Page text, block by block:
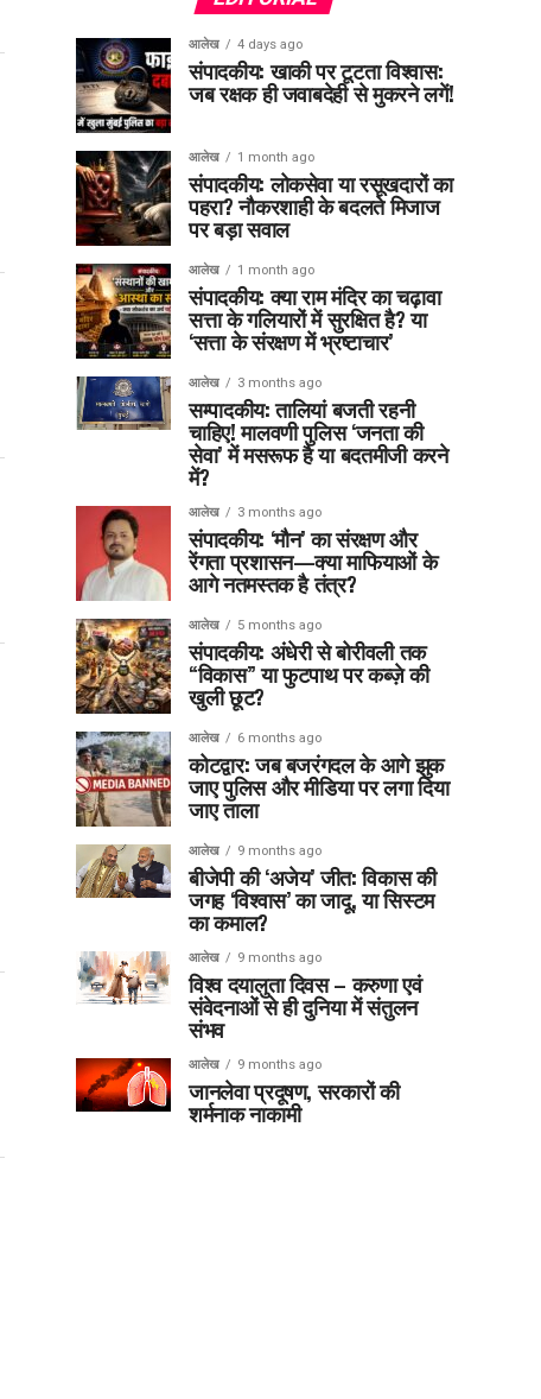
आलेख 4 days ago
संपादकीय: खाकी पर टूटता विश्वास:
जब रक्षक ही जवाबदेही से मुकरने लगें!
आलेख 1 month ago
संपादकीय: लोकसेवा या रसूखदारों का
पहरा? नौकरशाही के बदलते मिजाज
पर बड़ा सवाल
आलेख 1 month ago
संपादकीय: क्या राम मंदिर का चढ़ावा
सत्ता के गलियारों में सुरक्षित है? या
‘सत्ता के संरक्षण में भ्रष्टाचार’
आलेख 3 months ago
सम्पादकीय: तालियां बजती रहनी
चाहिए! मालवणी पुलिस ‘जनता की
सेवा’ में मसरूफ है या बदतमीजी करने
में?
आलेख 3 months ago
संपादकीय: ‘मौन’ का संरक्षण और
रेंगता प्रशासन—क्या माफियाओं के
आगे नतमस्तक है तंत्र?
आलेख 5 months ago
संपादकीय: अंधेरी से बोरीवली तक
“विकास” या फुटपाथ पर कब्ज़े की
खुली छूट?
आलेख 6 months ago
कोटद्वार: जब बजरंगदल के आगे झुक
जाए पुलिस और मीडिया पर लगा दिया
जाए ताला
आलेख 9 months ago
बीजेपी की ‘अजेय’ जीत: विकास की
जगह ‘विश्वास’ का जादू, या सिस्टम
का कमाल?
आलेख 9 months ago
विश्व दयालुता दिवस – करुणा एवं
संवेदनाओं से ही दुनिया में संतुलन
संभव
आलेख 9 months ago
जानलेवा प्रदूषण, सरकारों की
शर्मनाक नाकामी